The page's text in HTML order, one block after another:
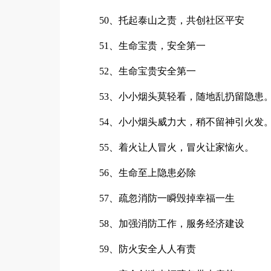
50、托起泰山之责，共创社区平安
51、生命宝贵，安全第一
52、生命宝贵安全第一
53、小小烟头莫轻看，随地乱扔留隐患
54、小小烟头威力大，稍不留神引火发
55、着火让人冒火，冒火让家恼火。
56、生命至上隐患必除
57、疏忽消防一瞬毁掉幸福一生
58、加强消防工作，服务经济建设
59、防火安全人人有责